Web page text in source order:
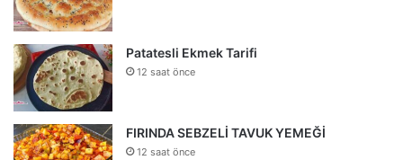
Patatesli Ekmek Tarifi
12 saat önce
FIRINDA SEBZELİ TAVUK YEMEĞİ
12 saat önce